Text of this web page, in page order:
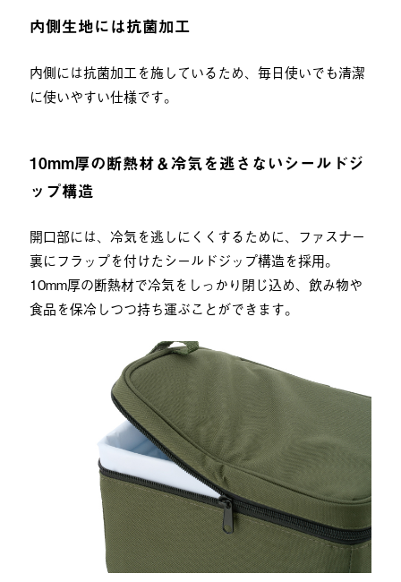
内側生地には抗菌加工
内側には抗菌加工を施しているため、毎日使いでも清潔
に使いやすい仕様です。
10mm厚の断熱材＆冷気を逃さないシールドジ
ップ構造
開口部には、冷気を逃しにくくするために、ファスナー
裏にフラップを付けたシールドジップ構造を採用。
10mm厚の断熱材で冷気をしっかり閉じ込め、飲み物や
食品を保冷しつつ持ち運ぶことができます。